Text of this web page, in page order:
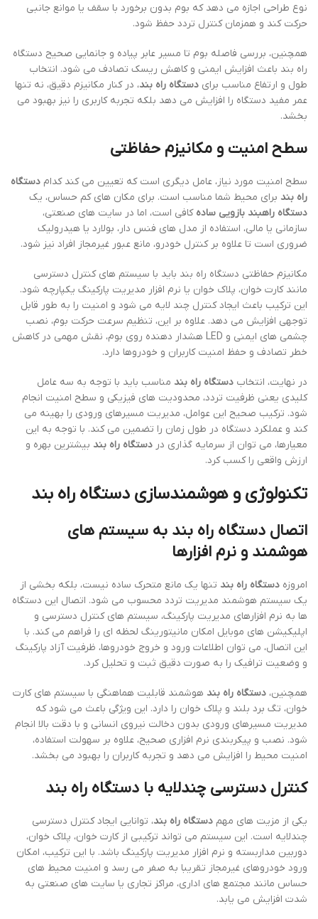
نوع طراحی اجازه می دهد که بوم بدون برخورد با سقف یا موانع جانبی
حرکت کند و همزمان کنترل تردد حفظ شود.
همچنین، بررسی فاصله بوم تا مسیر عابر پیاده و جانمایی صحیح دستگاه
راه بند باعث افزایش ایمنی و کاهش ریسک تصادف می شود. انتخاب
طول و ارتفاع مناسب برای دستگاه راه بند، در کنار مکانیزم دقیق، نه تنها
عمر مفید دستگاه را افزایش می دهد بلکه تجربه کاربری را نیز بهبود می
بخشد.
سطح امنیت و مکانیزم حفاظتی
سطح امنیت مورد نیاز، عامل دیگری است که تعیین می کند کدام دستگاه
راه بند برای محیط شما مناسب است. برای مکان های کم حساس، یک
دستگاه راهبند بازویی ساده کافی است، اما در سایت های صنعتی،
سازمانی یا مالی، استفاده از مدل های فنس دار، بولارد یا هیدرولیک
ضروری است تا علاوه بر کنترل خودرو، مانع عبور غیرمجاز افراد نیز شود.
مکانیزم حفاظتی دستگاه راه بند باید با سیستم های کنترل دسترسی
مانند کارت خوان، پلاک خوان یا نرم افزار مدیریت پارکینگ یکپارچه شود.
این ترکیب باعث ایجاد کنترل چند لایه می شود و امنیت را به طور قابل
توجهی افزایش می دهد. علاوه بر این، تنظیم سرعت حرکت بوم، نصب
چشمی های ایمنی و LED هشدار دهنده روی بوم، نقش مهمی در کاهش
خطر تصادف و حفظ امنیت کاربران و خودروها دارد.
در نهایت، انتخاب دستگاه راه بند مناسب باید با توجه به سه عامل
کلیدی یعنی ظرفیت تردد، محدودیت های فیزیکی و سطح امنیت انجام
شود. ترکیب صحیح این عوامل، مدیریت مسیرهای ورودی را بهینه می
کند و عملکرد دستگاه در طول زمان را تضمین می کند. با توجه به این
معیارها، می توان از سرمایه گذاری در دستگاه راه بند بیشترین بهره و
ارزش واقعی را کسب کرد.
تکنولوژی و هوشمندسازی دستگاه راه بند
اتصال دستگاه راه بند به سیستم های
هوشمند و نرم افزارها
امروزه دستگاه راه بند تنها یک مانع متحرک ساده نیست، بلکه بخشی از
یک سیستم هوشمند مدیریت تردد محسوب می شود. اتصال این دستگاه
ها به نرم افزارهای مدیریت پارکینگ، سیستم های کنترل دسترسی و
اپلیکیشن های موبایل امکان مانیتورینگ لحظه ای را فراهم می کند. با
این اتصال، می توان اطلاعات ورود و خروج خودروها، ظرفیت آزاد پارکینگ
و وضعیت ترافیک را به صورت دقیق ثبت و تحلیل کرد.
همچنین، دستگاه راه بند هوشمند قابلیت هماهنگی با سیستم های کارت
خوان، تگ برد بلند و پلاک خوان را دارد. این ویژگی باعث می شود که
مدیریت مسیرهای ورودی بدون دخالت نیروی انسانی و با دقت بالا انجام
شود. نصب و پیکربندی نرم افزاری صحیح، علاوه بر سهولت استفاده،
امنیت محیط را افزایش می دهد و تجربه کاربران را بهبود می بخشد.
کنترل دسترسی چندلایه با دستگاه راه بند
یکی از مزیت های مهم دستگاه راه بند، توانایی ایجاد کنترل دسترسی
چندلایه است. این سیستم می تواند ترکیبی از کارت خوان، پلاک خوان،
دوربین مداربسته و نرم افزار مدیریت پارکینگ باشد. با این ترکیب، امکان
ورود خودروهای غیرمجاز تقریبا به صفر می رسد و امنیت محیط های
حساس مانند مجتمع های اداری، مراکز تجاری یا سایت های صنعتی به
شدت افزایش می یابد.